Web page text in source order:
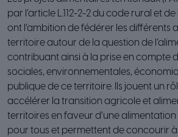
par l’article L.112-2-2 du code rural et
ont l’ambition de fédérer les différents
territoire autour de la question de
contribuant ainsi à la prise en compte
sociales, environnementales,
publique de ce territoire. Ils jouent un
accélérer la transition agricole et
territoires en faveur d’une
pour tous et permettent de concourir